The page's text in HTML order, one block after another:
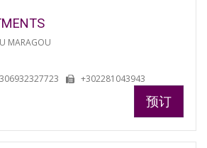
MARAGOU
+302281043943
预订